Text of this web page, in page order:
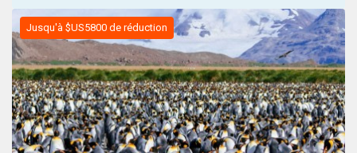
Jusqu'à $US5800 de réduction